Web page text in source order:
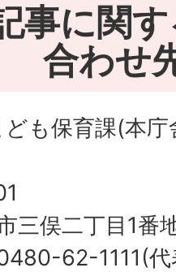
事に関
合わせ
も保育課(本
三俣二丁目1番
62-1111(